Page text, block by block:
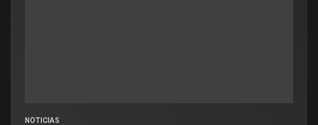
NOTICIAS